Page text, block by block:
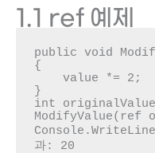
1.1 ref 예제
public void
{
    value *= 2;
}
int
ModifyValue(ref
과: 20